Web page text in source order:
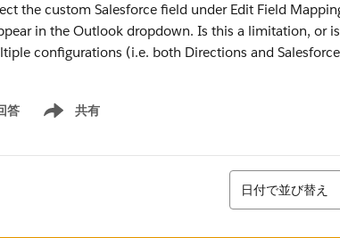
the custom Salesforce field under Edit Field
in the Outlook dropdown. Is this a limitation, or
configurations (i.e. both Directions and
答 共有
Show menu
並び替え
日付で並び替え